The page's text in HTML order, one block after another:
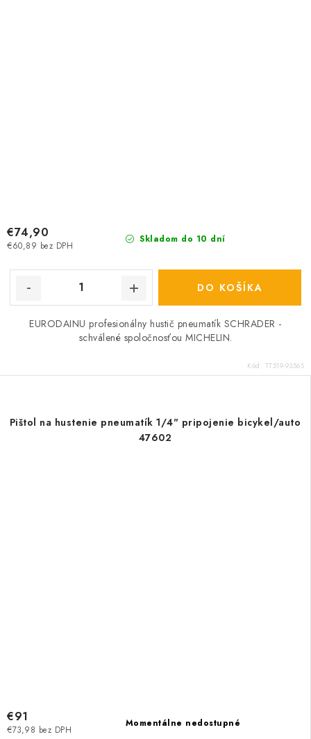
Skladom do 10 dní
€60,89 bez DPH
€74,90
DO KOŠÍKA
EURODAINU profesionálny hustič pneumatík SCHRADER -
schválené spoločnosťou MICHELIN.
Kód: TT519-9356S
Pištol na hustenie pneumatík 1/4" pripojenie bicykel/auto
47602
Momentálne nedostupné
€73,98 bez DPH
€91